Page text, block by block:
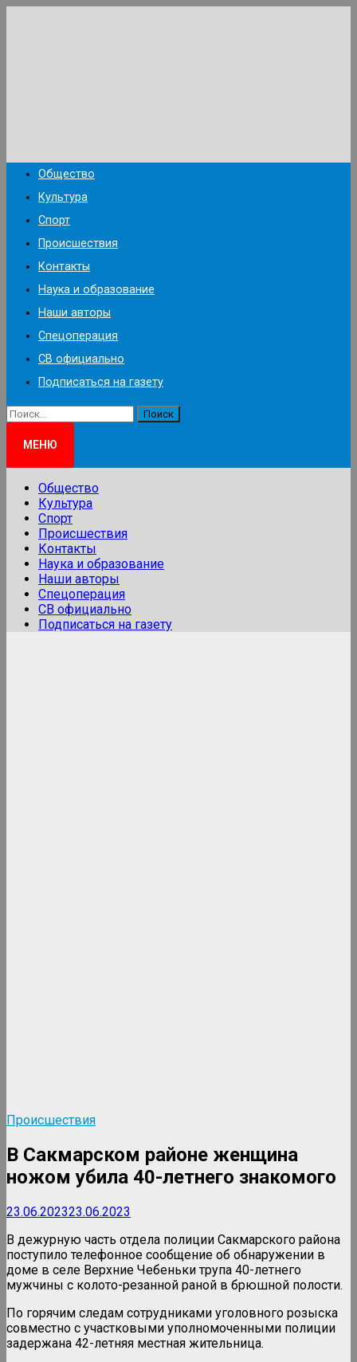
Общество
Культура
Спорт
Происшествия
Контакты
Наука и образование
Наши авторы
Спецоперация
СВ официально
Подписаться на газету
Найти:
МЕНЮ
Общество
Культура
Спорт
Происшествия
Контакты
Наука и образование
Наши авторы
Спецоперация
СВ официально
Подписаться на газету
Происшествия
В Сакмарском районе женщина
ножом убила 40-летнего знакомого
23.06.202323.06.2023
В дежурную часть отдела полиции Сакмарского района
поступило телефонное сообщение об обнаружении в
доме в селе Верхние Чебеньки трупа 40-летнего
мужчины с колото-резанной раной в брюшной полости.
По горячим следам сотрудниками уголовного розыска
совместно с участковыми уполномоченными полиции
задержана 42-летняя местная жительница.